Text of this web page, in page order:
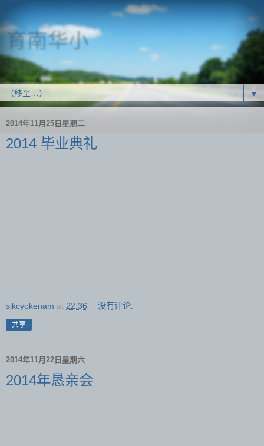
育南华小
SJK(C) Yoke Nam
▼
2014年11月25日星期二
2014 毕业典礼
sjkcyokenam at 22:36 没有评论:
共享
2014年11月22日星期六
2014年恳亲会